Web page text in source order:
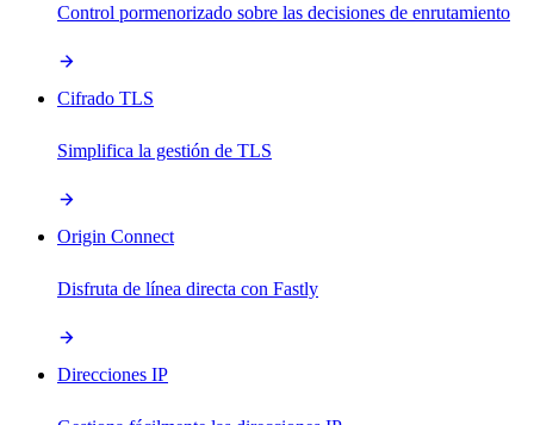
Control pormenorizado sobre las decisiones de enrutamiento
Cifrado TLS
Simplifica la gestión de TLS
Origin Connect
Disfruta de línea directa con Fastly
Direcciones IP